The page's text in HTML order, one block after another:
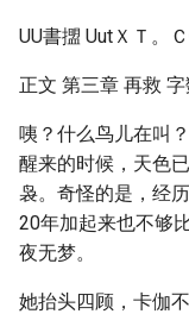
UU書擝 UutＸＴ。
正文 第三章 再救
咦？什么鸟儿在叫
醒来的时候，天色
袅。奇怪的是，经
20年加起来也不够
夜无梦。
她抬头四顾，卡伽